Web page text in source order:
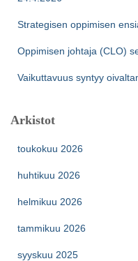
Strategisen oppimisen
Oppimisen johtaja (CLO)
Vaikuttavuus syntyy
Arkistot
toukokuu 2026
huhtikuu 2026
helmikuu 2026
tammikuu 2026
syyskuu 2025